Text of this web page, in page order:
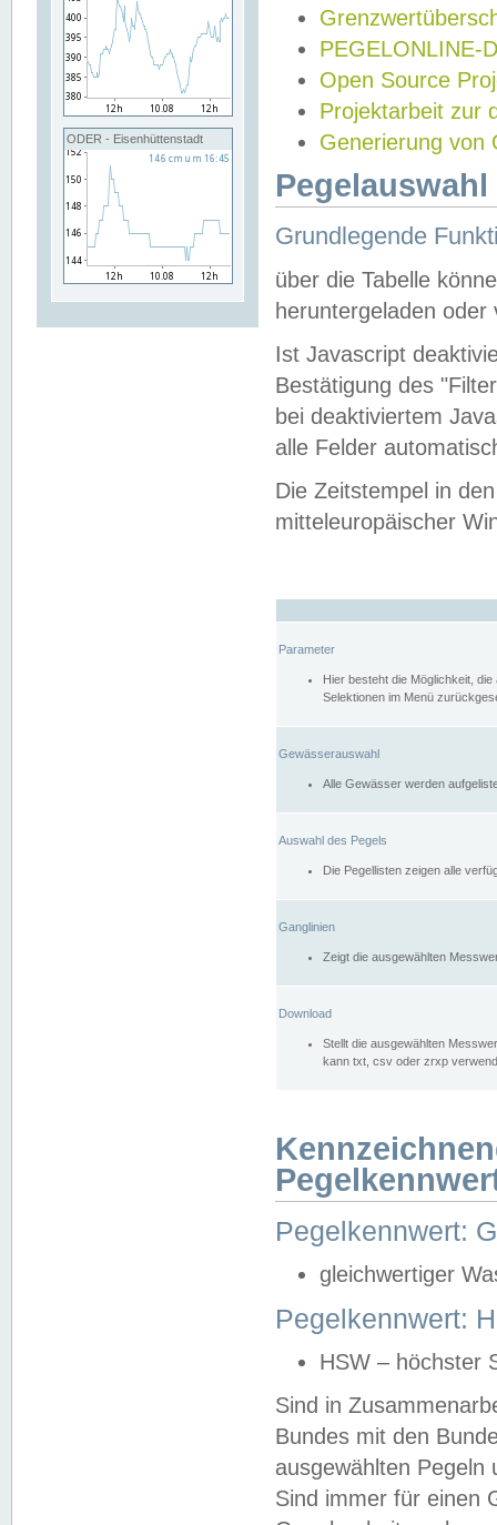
ODER - Eisenhüttenstadt
PEGELONLINE-
Open Source
Projektarbeit zur
Generierung von
Grundlegende
über die Tabelle
heruntergeladen oder
Ist Javascript
Bestätigung des
bei deaktiviertem
alle Felder
Die Zeitstempel in
mitteleuropäischer
Parameter
Hier besteht die Möglichkeit,
Selektionen im Menü
Gewässerauswahl
Alle Gewässer werden
Auswahl des Pegels
Die Pegellisten zeigen alle
Ganglinien
Zeigt die ausgewählten
Download
Stellt die ausgewählten
kann txt, csv oder zrxp
Pegelkennwert:
gleichwertiger
Pegelkennwert:
HSW – höchster
Sind in
Bundes mit den
ausgewählten
Sind immer für einen